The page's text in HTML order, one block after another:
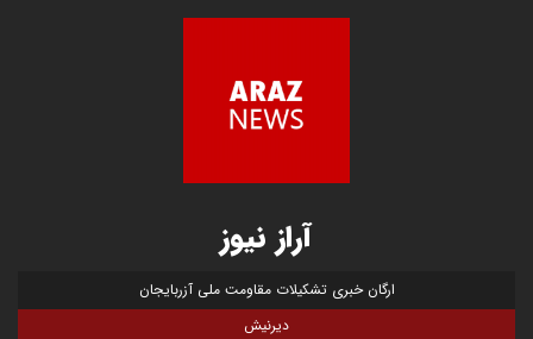
آراز نیوز
ارگان خبری تشکیلات مقاومت ملی آزربایجان
دیرنیش